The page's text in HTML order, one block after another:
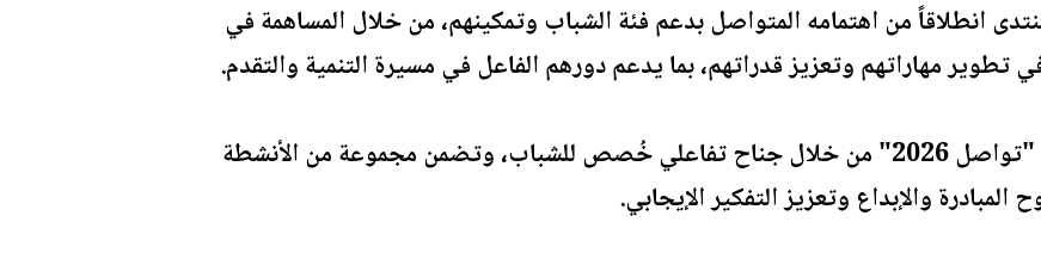
انطلاقاً من اهتمامه المتواصل بدعم فئة الشباب وتمكينهم، من خلال المساهمة في
تطوير مهاراتهم وتعزيز قدراتهم، بما يدعم دورهم الفاعل في مسيرة التنمية والتقدم.
كما شارك البنك العربي في منتدى "تواصل 2026" من خلال جناح تفاعلي خُصص للشباب، وتضمن مجموعة من الأنشطة
والإبداع وتعزيز التفكير الإيجابي.